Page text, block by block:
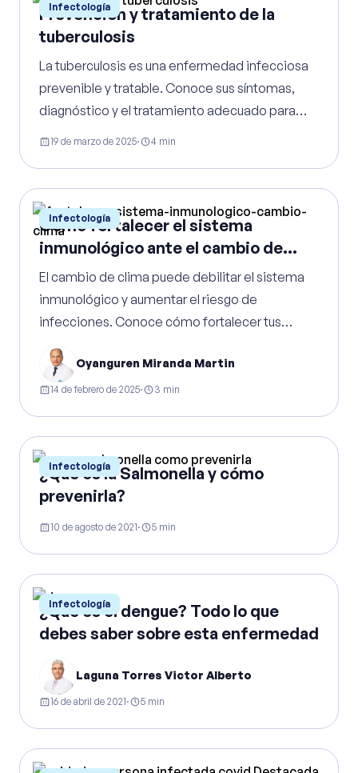
Infectología
Prevención y tratamiento de la
tuberculosis
La tuberculosis es una enfermedad infecciosa
prevenible y tratable. Conoce sus síntomas,
diagnóstico y el tratamiento adecuado para
evitar complicaciones.
19 de marzo de 2025· 4 min
Infectología
Cómo fortalecer el sistema
inmunológico ante el cambio de
clima
El cambio de clima puede debilitar el sistema
inmunológico y aumentar el riesgo de
infecciones. Conoce cómo fortalecer tus
defensas con una alimentación adecuada,
ejercicio, descanso y medidas preventivas.
Oyanguren Miranda Martin
14 de febrero de 2025· 3 min
Infectología
¿Qué es la Salmonella y cómo
prevenirla?
10 de agosto de 2021· 5 min
Infectología
¿Qué es el dengue? Todo lo que
debes saber sobre esta enfermedad
Laguna Torres Victor Alberto
16 de abril de 2021· 5 min